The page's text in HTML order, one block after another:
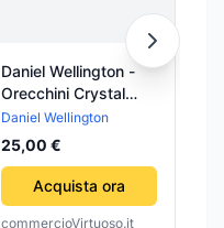
Daniel Wellington -
Orecchini Crystal
Stud Rose Gold
Daniel Wellington
25,00 €
Acquista ora
commercioVirtuoso.it